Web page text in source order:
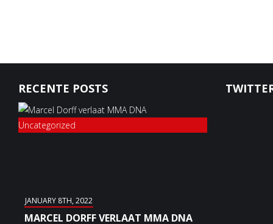
RECENTE POSTS
Uncategorized
JANUARY 8TH, 2022
MARCEL DORFF VERLAAT MMA DNA